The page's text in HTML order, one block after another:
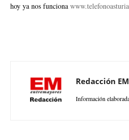
hoy ya nos funciona
Redacción EM
Información